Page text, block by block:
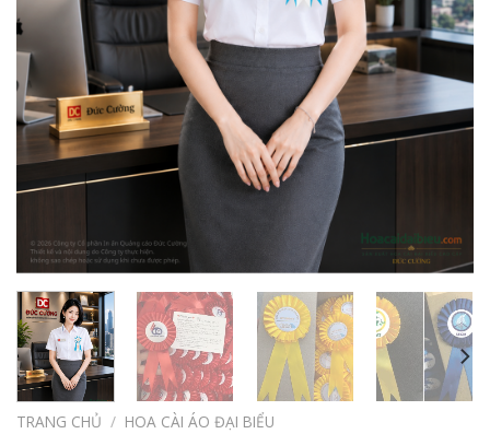
TRANG CHỦ / HOA CÀI ÁO ĐẠI BIỂU